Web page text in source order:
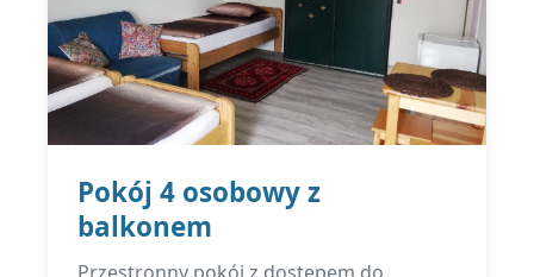
Pokój 4 osobowy z
balkonem
Przestronny pokój z dostępem do